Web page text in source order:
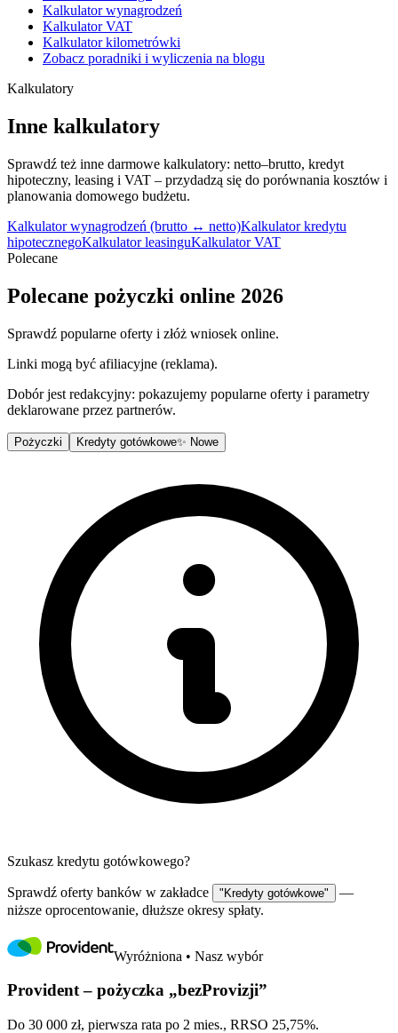
Kalkulator wynagrodzeń
Kalkulator VAT
Kalkulator kilometrówki
Zobacz poradniki i wyliczenia na blogu
Kalkulatory
Inne kalkulatory
Sprawdź też inne darmowe kalkulatory: netto–brutto, kredyt
hipoteczny, leasing i VAT – przydadzą się do porównania kosztów i
planowania domowego budżetu.
Kalkulator wynagrodzeń (brutto ↔ netto)Kalkulator kredytu
hipotecznegoKalkulator leasinguKalkulator VAT
Polecane
Polecane pożyczki online 2026
Sprawdź popularne oferty i złóż wniosek online.
Linki mogą być afiliacyjne (reklama).
Dobór jest redakcyjny: pokazujemy popularne oferty i parametry
deklarowane przez partnerów.
Pożyczki Kredyty gotówkowe✨ Nowe
Szukasz kredytu gotówkowego?
Sprawdź oferty banków w zakładce "Kredyty gotówkowe"
—
niższe oprocentowanie, dłuższe okresy spłaty.
Wyróżniona • Nasz wybór
Provident – pożyczka „bezProvizji”
Do 30 000 zł, pierwsza rata po 2 mies., RRSO 25,75%.